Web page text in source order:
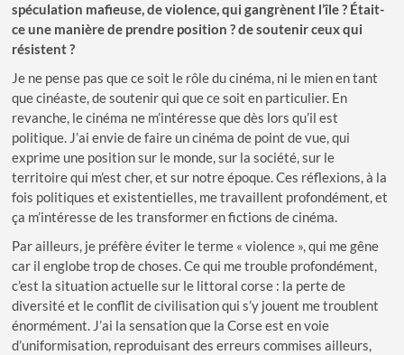
spéculation mafieuse, de violence, qui gangrènent l’île ? Était-
ce une manière de prendre position ? de soutenir ceux qui
résistent ?
Je ne pense pas que ce soit le rôle du cinéma, ni le mien en tant
que cinéaste, de soutenir qui que ce soit en particulier. En
revanche, le cinéma ne m’intéresse que dès lors qu’il est
politique. J’ai envie de faire un cinéma de point de vue, qui
exprime une position sur le monde, sur la société, sur le
territoire qui m’est cher, et sur notre époque. Ces réflexions, à la
fois politiques et existentielles, me travaillent profondément, et
ça m’intéresse de les transformer en fictions de cinéma.
Par ailleurs, je préfère éviter le terme « violence », qui me gêne
car il englobe trop de choses. Ce qui me trouble profondément,
c’est la situation actuelle sur le littoral corse : la perte de
diversité et le conflit de civilisation qui s’y jouent me troublent
énormément. J’ai la sensation que la Corse est en voie
d’uniformisation, reproduisant des erreurs commises ailleurs,